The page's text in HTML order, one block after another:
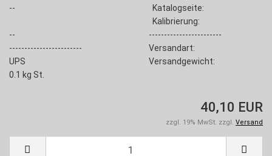
--
Katalogseite:
Kalibrierung:
--
------------------------
------------------------
Versandart:
UPS
Versandgewicht:
0.1 kg St.
40,10 EUR
zzgl. 19% MwSt. zzgl. Versand